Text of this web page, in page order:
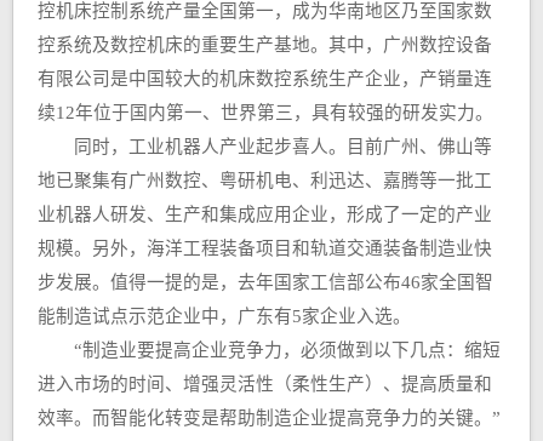
控机床控制系统产量全国第一，成为华南地区乃至国家数
控系统及数控机床的重要生产基地。其中，广州数控设备
有限公司是中国较大的机床数控系统生产企业，产销量连
续12年位于国内第一、世界第三，具有较强的研发实力。
同时，工业机器人产业起步喜人。目前广州、佛山等
地已聚集有广州数控、粤研机电、利迅达、嘉腾等一批工
业机器人研发、生产和集成应用企业，形成了一定的产业
规模。另外，海洋工程装备项目和轨道交通装备制造业快
步发展。值得一提的是，去年国家工信部公布46家全国智
能制造试点示范企业中，广东有5家企业入选。
“制造业要提高企业竞争力，必须做到以下几点：缩短
进入市场的时间、增强灵活性（柔性生产）、提高质量和
效率。而智能化转变是帮助制造企业提高竞争力的关键。”